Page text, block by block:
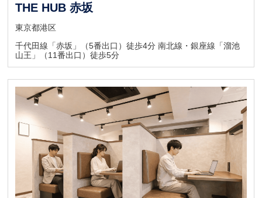
THE HUB 赤坂
東京都港区
千代田線「赤坂」（5番出口）徒歩4分 南北線・銀座線「溜池
山王」（11番出口）徒歩5分
キャンペーン